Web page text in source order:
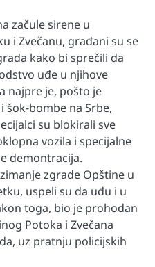
začule sirene u
i Zvečanu, građani su se
kako bi sprečili da
uđe u njihove
najpre je, pošto je
šok-bombe na Srbe,
su blokirali sve
vozila i specijalne
demontracija.
zgrade Opštine u
uspeli su da uđu i u
toga, bio je prohodan
Potoka i Zvečana
uz pratnju policijskih